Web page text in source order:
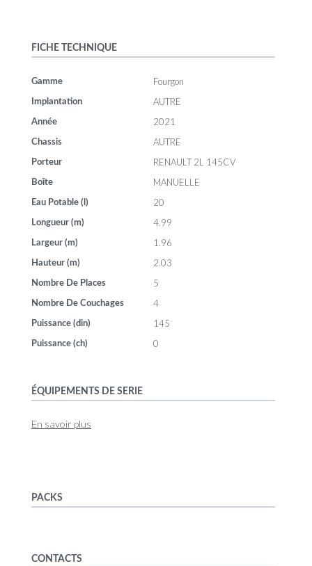
FICHE TECHNIQUE
Gamme Fourgon
Implantation AUTRE
Année 2021
Chassis AUTRE
Porteur RENAULT 2L 145CV
Boîte MANUELLE
Eau Potable (l) 20
Longueur (m) 4.99
Largeur (m) 1.96
Hauteur (m) 2.03
Nombre De Places 5
Nombre De Couchages 4
Puissance (din) 145
Puissance (ch) 0
ÉQUIPEMENTS DE SERIE
En savoir plus
PACKS
CONTACTS